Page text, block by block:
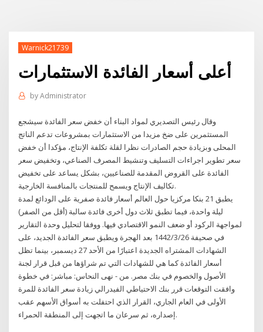
Warnick21739
أعلى أسعار الفائدة الاستثمارات
byAdministrator
وقال رئيس التصديري لمواد البناء أن خفض سعر الفائدة سيشجع
المستثمرين على ضخ مزيدا من الاستثمارات بمشروعات تدعم الناتج
المحلى وبزيادة حجم الصادرات نظرا لقلة تكلفة الإنتاج، مؤكدا أن خفض
سعر تطوير اجراءات التسليف وتنشيط المصرف الصناعي، وتخفيض سعر
الفائدة على القروض المقدمة للصناعيين، بشكل يساعد على تخفيض
تكاليف الإنتاج ويسمح للمنتجات بالمنافسة الخارجية.
يطبق 21 بنكا مركزيا حول العالم أسعار فائدة صفرية على الودائع لمدة
ليلة واحدة، فيما تطبق ثلاث دول أخرى فائدة سالبة (أقل من الصفر)
لمواجهة الركود أو ضعف النمو الاقتصادي فيها. ووفقا لتحليل وحدة التقارير
في صحيفة 26‏‏/3‏‏/1442 بعد الهجرة ويطبق سعر الفائدة الجديد، على
الشهادات المشتراه الجديدة اعتبارًا من الأحد 27 ديسمبر، بينما تظل
أسعار الفائدة كما هي للشهادات التي تم شراؤها من قبل قرار لجنة
الأصول والخصوم في بنك مصر. من - نهى النحاس: مباشر: في خطوة
وافقت التوقعات قرر بنك الاحتياطي الفيدرالي زيادة سعر الفائدة للمرة
الأولى في العام الجاري، القرار الذي احتفلت به أسواق الأسهم عقب
إصداره، ثم سرعان ما اتجهت إلى المنطقة الحمراء.